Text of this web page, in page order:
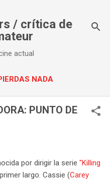
/ crítica de
actual
NADA
PUNTO DE
por dirigir la serie "Killing
largo. Cassie (Carey